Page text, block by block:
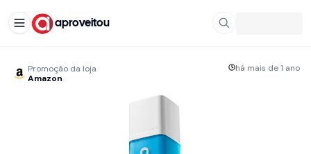
aproveitou
Promoção da loja
Amazon
há mais de 1 ano